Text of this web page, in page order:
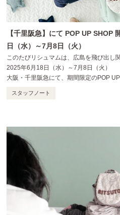
【千里阪急】にて POP UP SHOP
日（水）～7月8日（火）
このたびリシュマムは、広島を飛び出し
2025年6月18日（水）～7月8日（火）
大阪・千里阪急にて、期間限定のPOP
スタッフノート